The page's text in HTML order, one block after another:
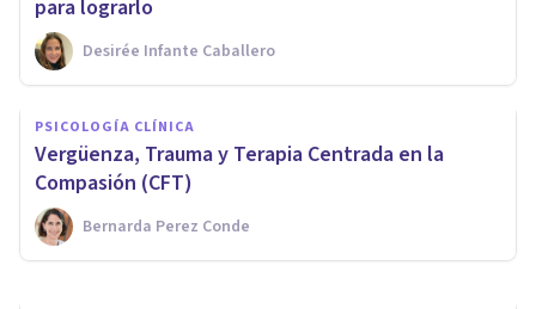
para lograrlo
Desirée Infante Caballero
PSICOLOGÍA CLÍNICA
Vergüenza, Trauma y Terapia Centrada en la
Compasión (CFT)
Bernarda Perez Conde
PSICOLOGÍA SOCIAL Y RELACIONES PERSONALES
Resentimiento familiar:
posibles causas, efectos
psicológicos, y qué hacer
Mario Arrimada